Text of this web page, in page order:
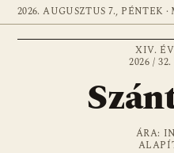
2026. AUGUSZTUS 7., PÉNTEK
XIV.
2026 /
ÁRA: